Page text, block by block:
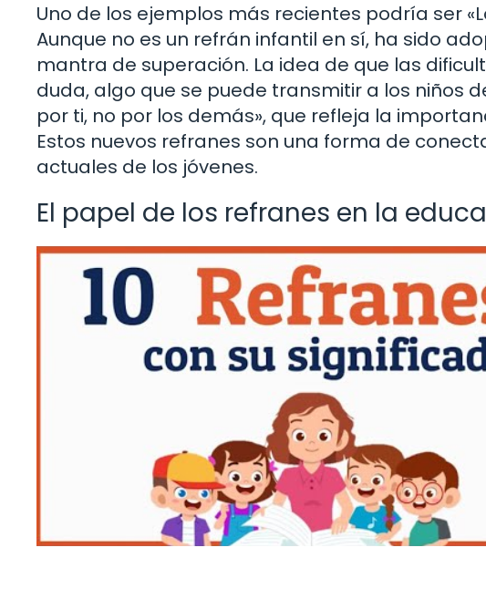
Uno de los ejemplos más recientes podría ser
Aunque no es un refrán infantil en sí, ha sido
mantra de superación. La idea de que las
duda, algo que se puede transmitir a los niños
por ti, no por los demás», que refleja la
Estos nuevos refranes son una forma de
actuales de los jóvenes.
El papel de los refranes en la